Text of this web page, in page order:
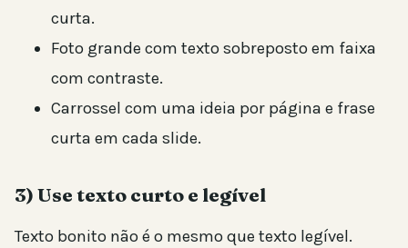
curta.
Foto grande com texto sobreposto em faixa
com contraste.
Carrossel com uma ideia por página e frase
curta em cada slide.
3) Use texto curto e legível
Texto bonito não é o mesmo que texto legível.